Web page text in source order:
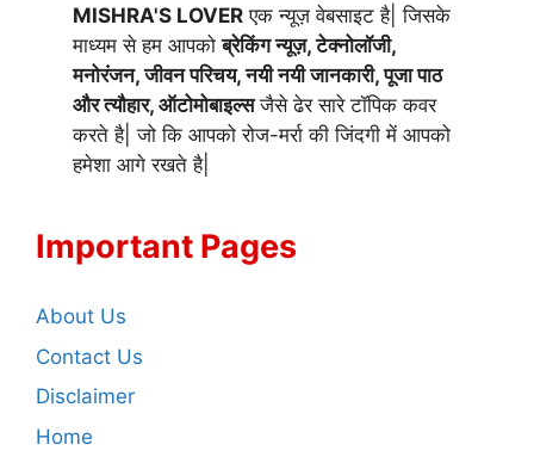
MISHRA'S LOVER एक न्यूज़ वेबसाइट है| जिसके
माध्यम से हम आपकोब्रेकिंग न्यूज़, टेक्नोलॉजी,
मनोरंजन, जीवन परिचय, नयी नयी जानकारी, पूजा पाठ
और त्यौहार, ऑटोमोबाइल्सजैसे ढेर सारे टॉपिक कवर
करते है| जो कि आपको रोज-मर्रा की जिंदगी में आपको
हमेशा आगे रखते है|
Important Pages
About Us
Contact Us
Disclaimer
Home